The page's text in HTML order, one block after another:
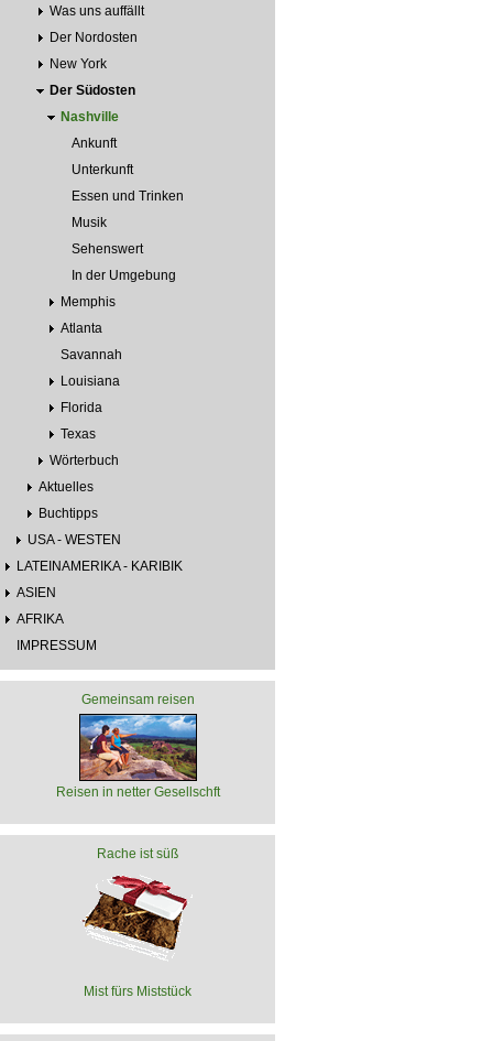
Was uns auffällt
Der Nordosten
New York
Der Südosten
Nashville
Ankunft
Unterkunft
Essen und Trinken
Musik
Sehenswert
In der Umgebung
Memphis
Atlanta
Savannah
Louisiana
Florida
Texas
Wörterbuch
Aktuelles
Buchtipps
USA - WESTEN
LATEINAMERIKA - KARIBIK
ASIEN
AFRIKA
IMPRESSUM
Gemeinsam reisen
Reisen in netter Gesellschft
Rache ist süß
Mist fürs Miststück